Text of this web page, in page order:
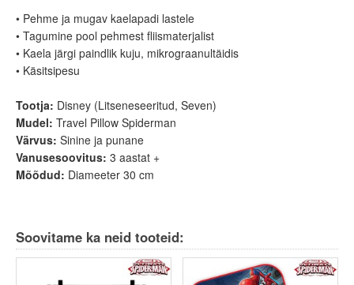
• Pehme ja mugav kaelapadi lastele
• Tagumine pool pehmest fliismaterjalist
• Kaela järgi paindlik kuju, mikrograanultäidis
• Käsitsipesu
Tootja: Disney (Litseneseeritud, Seven)
Mudel: Travel Pillow Spiderman
Värvus: Sinine ja punane
Vanusesoovitus: 3 aastat +
Mõõdud: Diameeter 30 cm
Soovitame ka neid tooteid: